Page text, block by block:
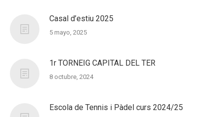
Casal d’estiu 2025
5 mayo, 2025
1r TORNEIG CAPITAL DEL TER
8 octubre, 2024
Escola de Tennis i Pàdel curs 2024/25